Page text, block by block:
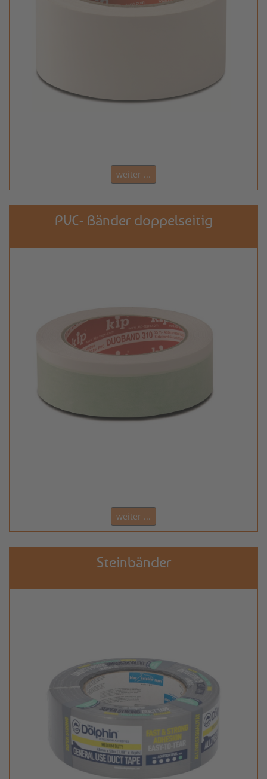
weiter ...
PVC- Bänder doppelseitig
weiter ...
Steinbänder